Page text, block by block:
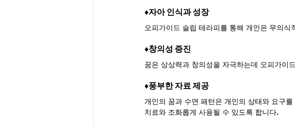
♦︎자아 인식과 성장
오피가이드 슬립 테라피를 통해 개인은 무의
♦︎창의성 증진
꿈은 상상력과 창의성을 자극하는데 오피가이
♦︎풍부한 자료 제공
개인의 꿈과 수면 패턴은 개인의 상태와 요구
치료와 조화롭게 사용될 수 있도록 합니다.